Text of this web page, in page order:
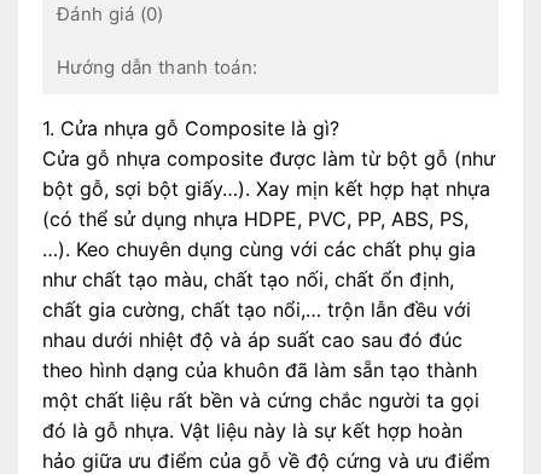
Đánh giá (0)
Hướng dẫn thanh toán:
1. Cửa nhựa gỗ Composite là gì?
Cửa gỗ nhựa composite được làm từ bột gỗ (như
bột gỗ, sợi bột giấy…). Xay mịn kết hợp hạt nhựa
(có thể sử dụng nhựa HDPE, PVC, PP, ABS, PS,
…). Keo chuyên dụng cùng với các chất phụ gia
như chất tạo màu, chất tạo nối, chất ổn định,
chất gia cường, chất tạo nổi,… trộn lẫn đều với
nhau dưới nhiệt độ và áp suất cao sau đó đúc
theo hình dạng của khuôn đã làm sẵn tạo thành
một chất liệu rất bền và cứng chắc người ta gọi
đó là gỗ nhựa. Vật liệu này là sự kết hợp hoàn
hảo giữa ưu điểm của gỗ về độ cứng và ưu điểm